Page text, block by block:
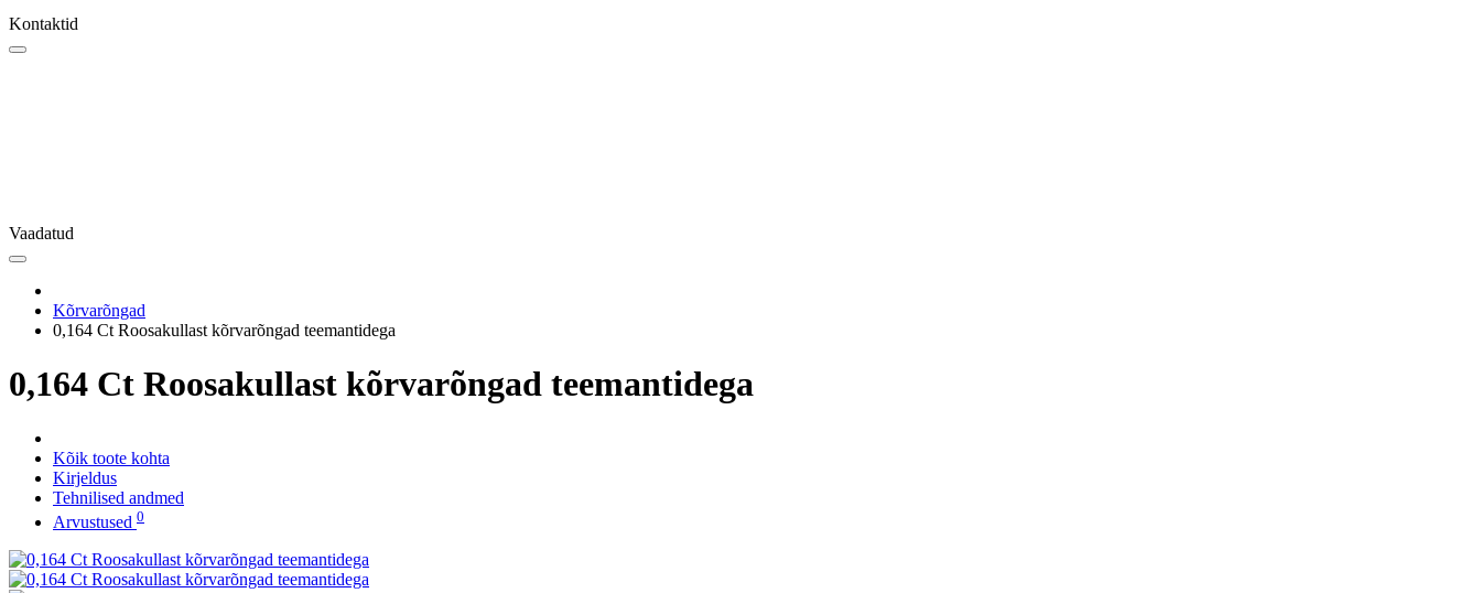
Kontaktid
Vaadatud
Kõrvarõngad
0,164 Ct Roosakullast kõrvarõngad teemantidega
0,164 Ct Roosakullast kõrvarõngad teemantidega
Kõik toote kohta
Kirjeldus
Tehnilised andmed
Arvustused 0